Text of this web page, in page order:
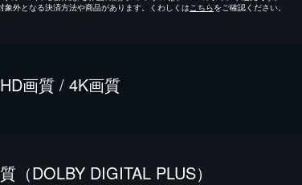
象外となる決済方法や商品があります。くわしくは こちらをご確認ください。
画質 / 4K画質
（DOLBY DIGITAL PLUS）